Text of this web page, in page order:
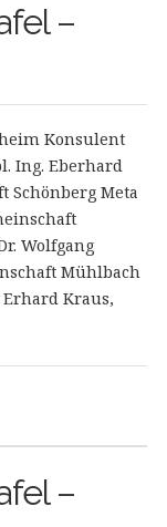
–
Konsulent
Ing. Eberhard
Schönberg Meta
Wolfgang
Mühlbach
Kraus,
–